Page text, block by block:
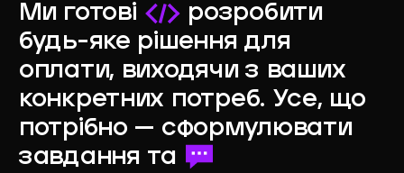
Ми готові
розробити
будь-яке рішення для
оплати, виходячи з ваших
конкретних потреб. Усе, що
потрібно — сформулювати
завдання та